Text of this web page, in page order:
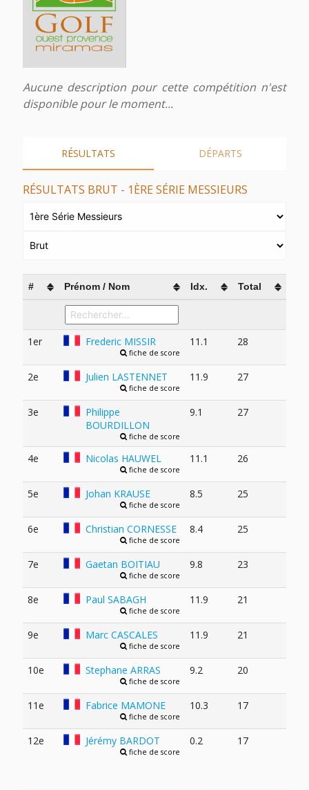
Aucune description pour cette compétition n'est
disponible pour le moment...
RÉSULTATS DÉPARTS
RÉSULTATS BRUT - 1ÈRE SÉRIE MESSIEURS
# Prénom / Nom Idx. Total
1er Frederic MISSIR
fiche de score
11.1 28
2e Julien LASTENNET
fiche de score
11.9 27
3e
Philippe
BOURDILLON
fiche de score
9.1 27
4e Nicolas HAUWEL
fiche de score
11.1 26
5e Johan KRAUSE
fiche de score
8.5 25
6e Christian CORNESSE
fiche de score
8.4 25
7e Gaetan BOITIAU
fiche de score
9.8 23
8e Paul SABAGH
fiche de score
11.9 21
9e Marc CASCALES
fiche de score
11.9 21
10e Stephane ARRAS
fiche de score
9.2 20
11e Fabrice MAMONE
fiche de score
10.3 17
12e Jérémy BARDOT
fiche de score
0.2 17